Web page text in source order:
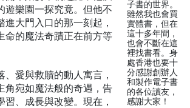
遊樂園一探究竟。但他不
進大門入口的那一刻起，
命的魔法奇蹟正在前方等
、愛與救贖的動人寓言，
角宛如魔法般的奇遇，告
習、成長與改變。現在，
子書的世界。
雖然我也會買
實體書，但在
這十多年間，
也會不斷在這
裡找書看。身
處香港也要十
分感謝創辦人
和製作電子書
的各位讀友，
感謝大家！